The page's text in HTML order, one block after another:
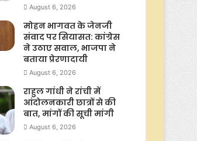
August 6, 2026
मोहन भागवत के जेनजी
संवाद पर सियासत: कांग्रेस
ने उठाए सवाल, भाजपा ने
बताया प्रेरणादायी
August 6, 2026
राहुल गांधी ने रांची में
आंदोलनकारी छात्रों से की
बात, मांगों की सूची मांगी
August 6, 2026